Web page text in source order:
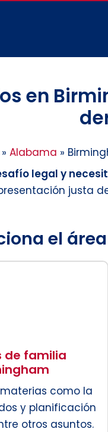
en
» Alabama »
legal y
justa
el
de familia
como la
y planificación
otros asuntos.